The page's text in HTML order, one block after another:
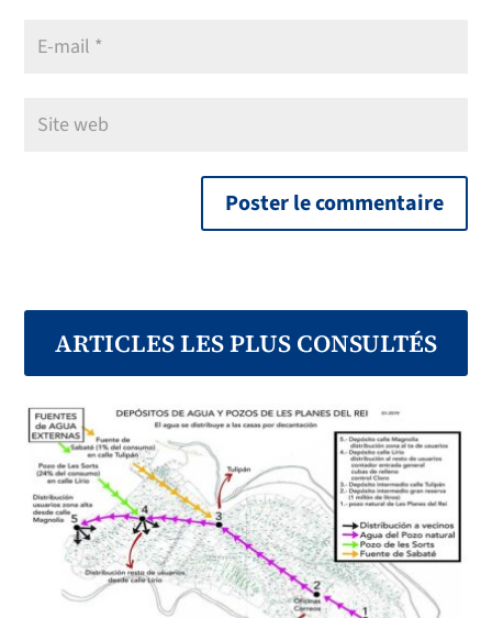
ARTICLES LES PLUS CONSULTÉS